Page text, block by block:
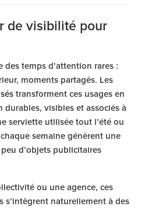
de visibilité pour
des temps d’attention rares :
moments partagés. Les
transforment ces usages en
visibles et associés à
serviette utilisée tout l’été ou
semaine génèrent une
d’objets publicitaires
ou une agence, ces
s’intègrent naturellement à des